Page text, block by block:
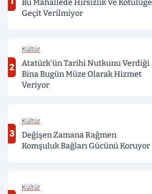
Bu Mahallede Hırsızlık Ve Kötülüğe
Geçit Verilmiyor
2
Kültür
Atatürk'ün Tarihi Nutkunu Verdiği
Bina Bugün Müze Olarak Hizmet
Veriyor
3
Kültür
Değişen Zamana Rağmen
Komşuluk Bağları Gücünü Koruyor
Kültür